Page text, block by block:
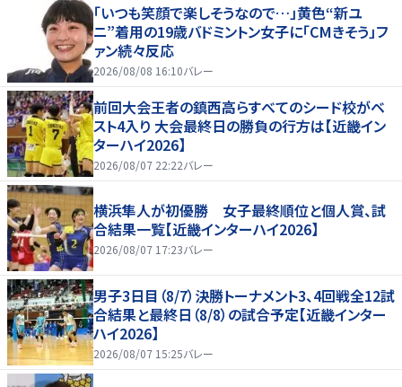
「いつも笑顔で楽しそうなので…」黄色“新ユ
ニ”着用の19歳バドミントン女子に「CMきそう」フ
ァン続々反応
2026/08/08 16:10バレー
前回大会王者の鎮西高らすべてのシード校がベ
スト4入り 大会最終日の勝負の行方は【近畿イン
ターハイ2026】
2026/08/07 22:22バレー
横浜隼人が初優勝 女子最終順位と個人賞、試
合結果一覧【近畿インターハイ2026】
2026/08/07 17:23バレー
男子3日目（8/7）決勝トーナメント3、4回戦全12試
合結果と最終日（8/8）の試合予定【近畿インター
ハイ2026】
2026/08/07 15:25バレー